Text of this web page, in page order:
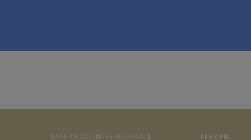
BASE DE DONNÉES RÉGIONALE LES CPIE